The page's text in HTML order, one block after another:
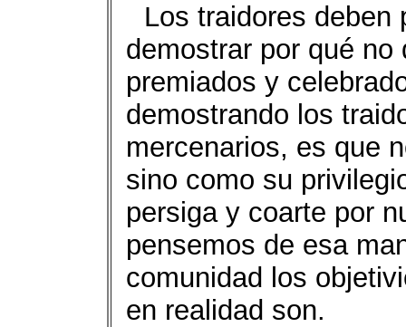
Los traidores deben
demostrar por qué
premiados y
demostrando los
mercenarios, es que
sino como su
persiga y coarte por
pensemos de esa
comunidad los
en realidad son.